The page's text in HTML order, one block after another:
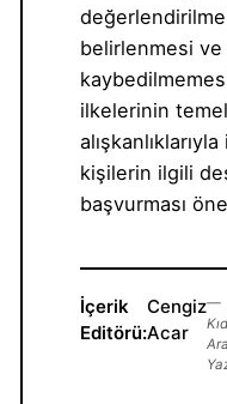
belirlenmesi
ilkelerinin
kişilerin ilgili
başvurması
İçerik
Editörü:
Cengiz
Acar
—